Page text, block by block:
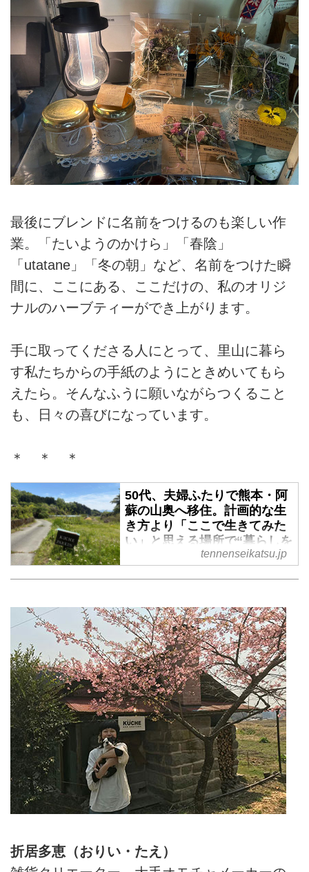
最後にブレンドに名前をつけるのも楽しい作
業。「たいようのかけら」「春陰」
「utatane」「冬の朝」など、名前をつけた瞬
間に、ここにある、ここだけの、私のオリジ
ナルのハーブティーができ上がります。
手に取ってくださる人にとって、里山に暮ら
す私たちからの手紙のようにときめいてもら
えたら。そんなふうに願いながらつくること
も、日々の喜びになっています。
＊ ＊ ＊
50代、夫婦ふたりで熊本・阿
蘇の山奥へ移住。計画的な生
き方より「ここで生きてみた
い」と思える場所で“暮らしを
手づくり”してみる／asoうぶ
熊本県・阿蘇の山奥で平日は畑仕
事、週末は夫と小さなレストラン
を営んでいる折居多恵さん。もと
もと雑貨クリエイターとして東京
で店を経営しており、仕事も暮ら
しも無理をしてでも計画的に進め
るタイプ。田舎暮らしをしたかっ
たわけではないといいます。計画
や常識より“面白さ”を優先した結
果、思いもよらなかった場所で、
50代のいまも、日々、あたらしい
自分を発見しているそう。今回は
「だれもが暮らしのクリエイタ
ー」と気づいたお話。
tennenseikatsu.jp
折居多恵（おりい・たえ）